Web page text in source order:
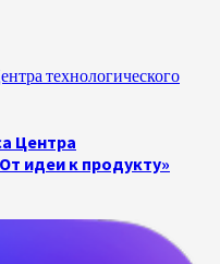
технологического
Центра
идеи к продукту»